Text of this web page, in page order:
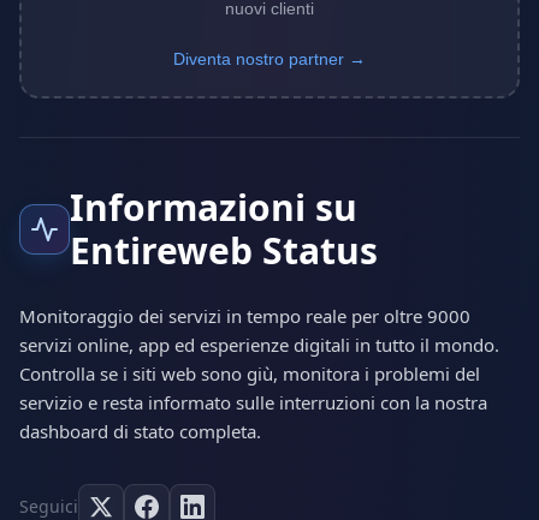
nuovi clienti
Diventa nostro partner →
Informazioni su
Entireweb Status
Monitoraggio dei servizi in tempo reale per oltre 9000
servizi online, app ed esperienze digitali in tutto il mondo.
Controlla se i siti web sono giù, monitora i problemi del
servizio e resta informato sulle interruzioni con la nostra
dashboard di stato completa.
Seguici